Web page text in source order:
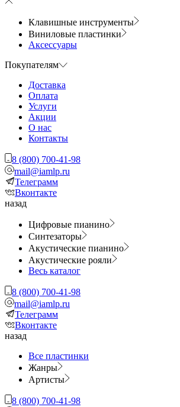
Клавишные инструменты
Виниловые пластинки
Аксессуары
Покупателям
Доставка
Оплата
Услуги
Акции
О нас
Контакты
8 (800) 700-41-98
mail@iamlp.ru
Телеграмм
Вконтакте
назад
Цифровые пианино
Синтезаторы
Акустические пианино
Акустические рояли
Весь каталог
8 (800) 700-41-98
mail@iamlp.ru
Телеграмм
Вконтакте
назад
Все пластинки
Жанры
Артисты
8 (800) 700-41-98